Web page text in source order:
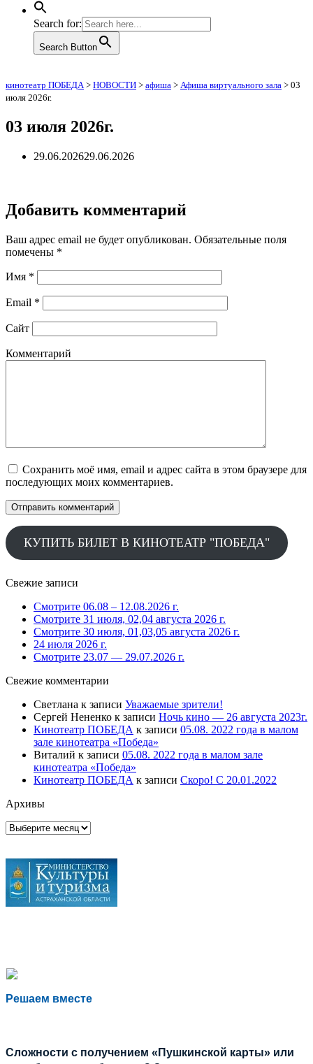
Search for:
Search Button
кинотеатр ПОБЕДА> НОВОСТИ > афиша > Афиша виртуального зала > 03
июля 2026г.
03 июля 2026г.
29.06.202629.06.2026
Добавить комментарий
Ваш адрес email не будет опубликован. Обязательные поля
помечены *
Имя *
Email *
Сайт
Комментарий
Сохранить моё имя, email и адрес сайта в этом браузере для
последующих моих комментариев.
КУПИТЬ БИЛЕТ В КИНОТЕАТР "ПОБЕДА"
Свежие записи
Смотрите 06.08 – 12.08.2026 г.
Смотрите 31 июля, 02,04 августа 2026 г.
Смотрите 30 июля, 01,03,05 августа 2026 г.
24 июля 2026 г.
Смотрите 23.07 — 29.07.2026 г.
Свежие комментарии
Светлана к записи Уважаемые зрители!
Сергей Нененко к записи Ночь кино — 26 августа 2023г.
Кинотеатр ПОБЕДА к записи 05.08. 2022 года в малом
зале кинотеатра «Победа»
Виталий к записи 05.08. 2022 года в малом зале
кинотеатра «Победа»
Кинотеатр ПОБЕДА к записи Скоро! С 20.01.2022
Архивы
Архивы
Решаем вместе
Сложности с получением «Пушкинской карты» или